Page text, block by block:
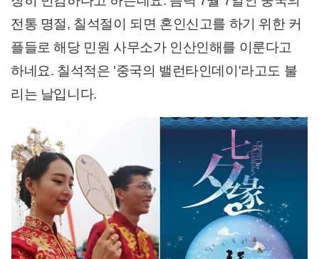
전통 명절, 칠석절이 되면 혼인신고를 하기 위한 커
플들로 해당 민원 사무소가 인산인해를 이룬다고
하네요. 칠석적은 '중국의 밸런타인데이'라고도 불
리는 날입니다.